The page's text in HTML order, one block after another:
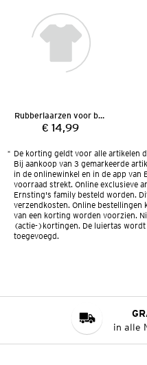
Rubberlaarzen voor baby's
Prijs:
€ 14,99
* De korting geldt voor alle artikelen
Bij aankoop van 3 gemarkeerde
in de onlinewinkel en in de app
voorraad strekt. Online exclusieve
Ernsting's family besteld worden.
verzendkosten. Online bestellingen
van een korting worden voorzien.
(actie-)kortingen. De luiertas
toegevoegd.
in alle